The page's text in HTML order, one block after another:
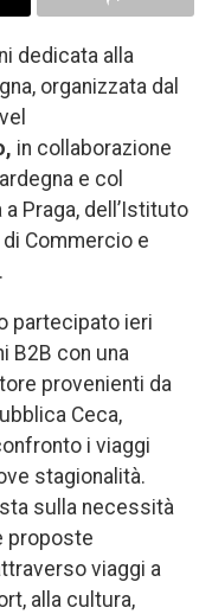
dedicata alla
organizzata dal
in collaborazione
e col
Praga, dell’Istituto
Commercio e
partecipato ieri
B2B con una
provenienti da
Ceca,
i viaggi
stagionalità.
sulla necessità
proposte
viaggi a
alla cultura,